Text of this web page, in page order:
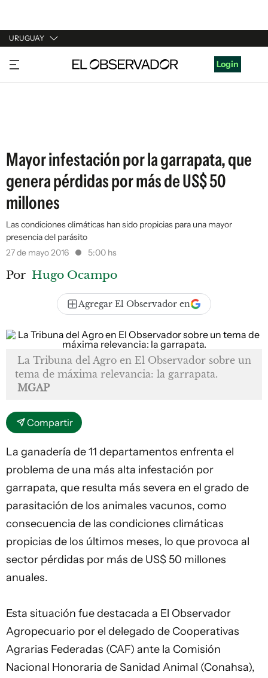
URUGUAY
URUGUAY
ARGENTINA
Login
Mayor infestación por la garrapata, que
genera pérdidas por más de US$ 50
millones
Las condiciones climáticas han sido propicias para una mayor
presencia del parásito
27 de mayo 2016
5:00 hs
Por Hugo Ocampo
Agregar El Observador en
La Tribuna del Agro en El Observador sobre un
tema de máxima relevancia: la garrapata.
MGAP
Compartir
La ganadería de 11 departamentos enfrenta el
problema de una más alta infestación por
garrapata, que resulta más severa en el grado de
parasitación de los animales vacunos, como
consecuencia de las condiciones climáticas
propicias de los últimos meses, lo que provoca al
sector pérdidas por más de US$ 50 millones
anuales.
Esta situación fue destacada a El Observador
Agropecuario por el delegado de Cooperativas
Agrarias Federadas (CAF) ante la Comisión
Nacional Honoraria de Sanidad Animal (Conahsa),